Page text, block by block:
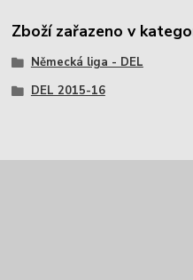
Zboží zařazeno v
Německá liga - DEL
DEL 2015-16